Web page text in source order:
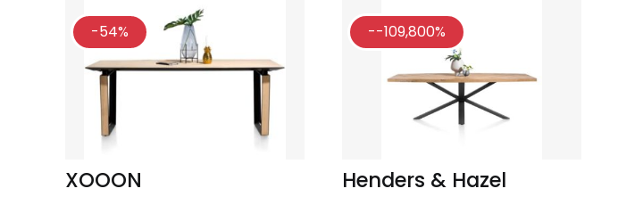
-54%
XOOON
--109,800%
Henders & Hazel